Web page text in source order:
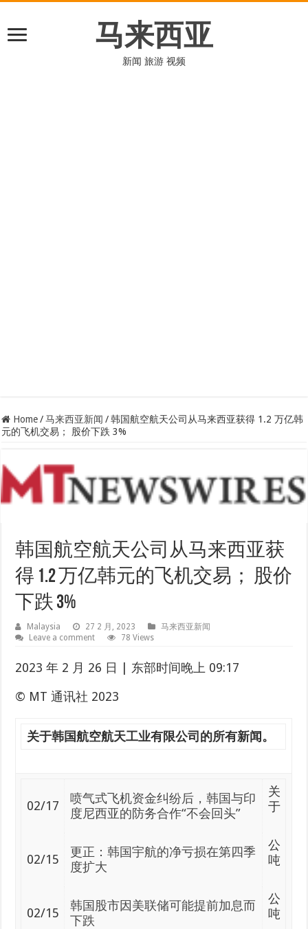
马来西亚
新闻 旅游 视频
Home / 马来西亚新闻 / 韩国航空航天公司从马来西亚获得 1.2 万亿韩
元的飞机交易； 股价下跌 3%
韩国航空航天公司从马来西亚获
得 1.2 万亿韩元的飞机交易； 股价
下跌 3%
Malaysia 27 2 月, 2023
马来西亚新闻
Leave a comment
78 Views
2023 年 2 月 26 日 | 东部时间晚上 09:17
© MT 通讯社 2023
关于韩国​​航空航天工业有限公司的所有新闻。
02/17
喷气式飞机资金纠纷后，韩国与印
度尼西亚的防务合作“不会回头”
关
于
02/15
更正：韩国宇航的净亏损在第四季
度扩大
公
吨
02/15
韩国股市因美联储可能提前加息而
下跌
公
吨